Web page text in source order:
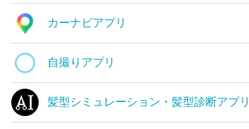
カーナビアプリ
自撮りアプリ
髪型シミュレーション・髪型診断アプリ